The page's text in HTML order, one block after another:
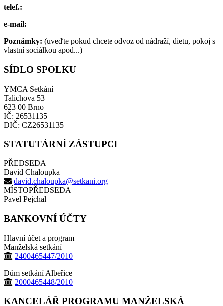
telef.:
e-mail:
Poznámky: (uveďte pokud chcete odvoz od nádraží, dietu, pokoj s
vlastní sociálkou apod...)
SÍDLO SPOLKU
YMCA Setkání
Talichova 53
623 00 Brno
IČ: 26531135
DIČ: CZ26531135
STATUTÁRNÍ ZÁSTUPCI
PŘEDSEDA
David Chaloupka
david.chaloupka@setkani.org
MÍSTOPŘEDSEDA
Pavel Pejchal
BANKOVNÍ ÚČTY
Hlavní účet a program
Manželská setkání
2400465447/2010
Dům setkání Albeřice
2000465448/2010
KANCELÁŘ PROGRAMU MANŽELSKÁ